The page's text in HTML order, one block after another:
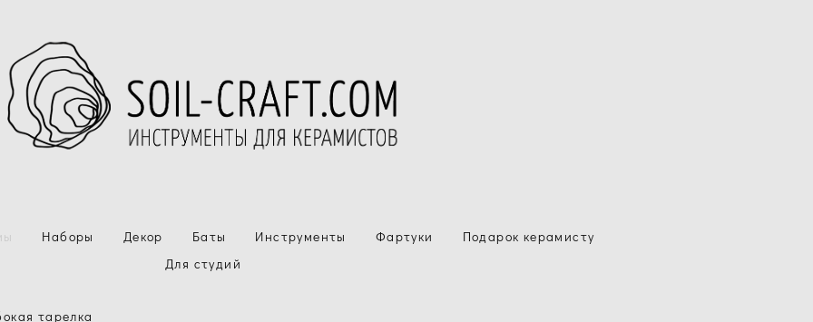
Наборы Декор Баты Инструменты Фартуки
Подарок керамисту
Для студий
тарелка